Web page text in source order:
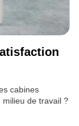
cabines
milieu de travail ?